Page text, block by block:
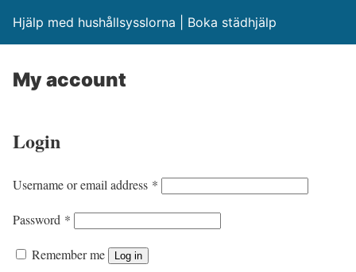
Hjälp med hushållsysslorna | Boka städhjälp
My account
Login
Username or email address * R
q
Password * R
q
Remember me Log in